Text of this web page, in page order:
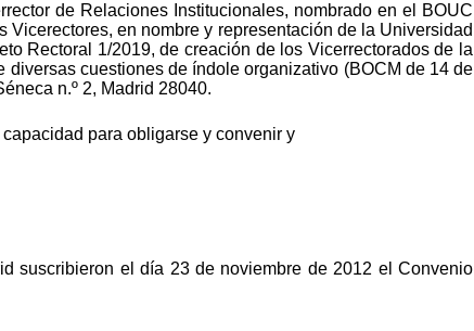
de Relaciones Institucionales, nombrado en el BOUC
Vicerectores, en nombre y representación de la Universidad
Rectoral 1/2019, de creación de los Vicerrectorados de la
cuestiones de índole organizativo (BOCM de 14 de
n.º 2, Madrid 28040.
para obligarse y convenir y
suscribieron el día 23 de noviembre de 2012 el Convenio